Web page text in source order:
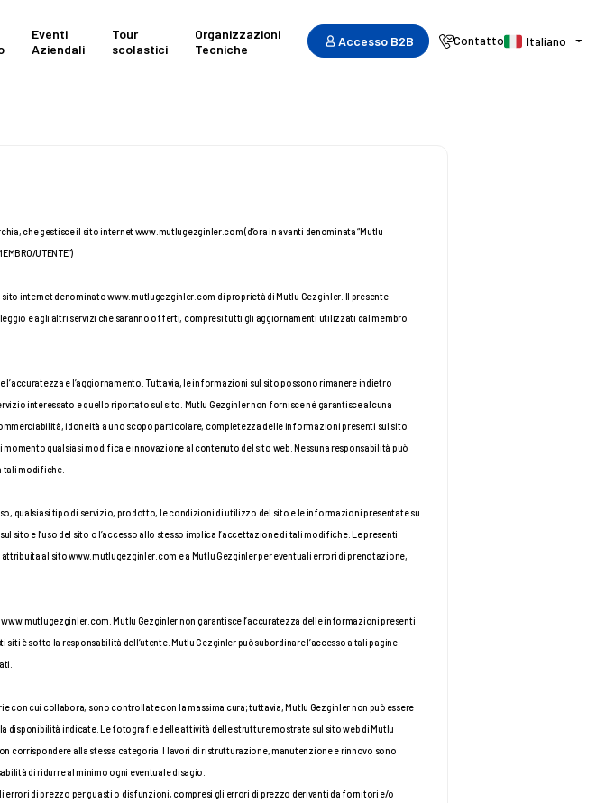
Eventi
Aziendali
Tour
scolastici
Organizzazioni
Tecniche
Accesso B2B Contatto Italiano
che gestisce il sito internet www.mutlugezginler.com (d’ora in avanti denominata “Mutlu
UTENTE”)
internet denominato www.mutlugezginler.com di proprietà di Mutlu Gezginler. Il presente
e agli altri servizi che saranno offerti, compresi tutti gli aggiornamenti utilizzati dal membro
e l’aggiornamento. Tuttavia, le informazioni sul sito possono rimanere indietro
interessato e quello riportato sul sito. Mutlu Gezginler non fornisce né garantisce alcuna
idoneità a uno scopo particolare, completezza delle informazioni presenti sul sito
qualsiasi modifica e innovazione al contenuto del sito web. Nessuna responsabilità può
tali modifiche.
qualsiasi tipo di servizio, prodotto, le condizioni di utilizzo del sito e le informazioni presentate su
e l’uso del sito o l’accesso allo stesso implica l’accettazione di tali modifiche. Le presenti
al sito www.mutlugezginler.com e a Mutlu Gezginler per eventuali errori di prenotazione,
Mutlu Gezginler non garantisce l’accuratezza delle informazioni presenti
è sotto la responsabilità dell’utente. Mutlu Gezginler può subordinare l’accesso a tali pagine
cui collabora, sono controllate con la massima cura; tuttavia, Mutlu Gezginler non può essere
disponibilità indicate. Le fotografie delle attività delle strutture mostrate sul sito web di Mutlu
corrispondere alla stessa categoria. I lavori di ristrutturazione, manutenzione e rinnovo sono
di ridurre al minimo ogni eventuale disagio.
di prezzo per guasti o disfunzioni, compresi gli errori di prezzo derivanti da fornitori e/o